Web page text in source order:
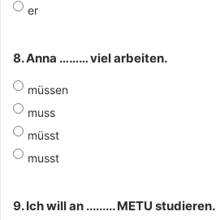
er
8. Anna ……… viel arbeiten.
müssen
muss
müsst
musst
9. Ich will an ......... METU studieren.